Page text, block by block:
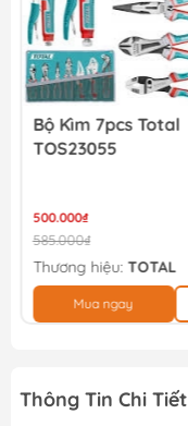
Bộ Kìm 7pcs Total
TOS23055
500.000₫
585.000₫
Thương hiệu: TOTAL
Mua ngay
Thông Tin Chi Tiết